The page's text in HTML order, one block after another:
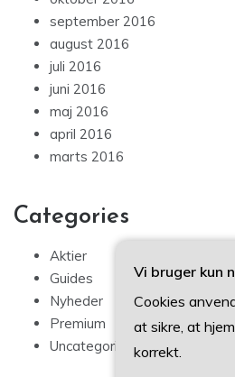
september 2016
august 2016
juli 2016
juni 2016
maj 2016
april 2016
marts 2016
Categories
Aktier
Guides
Nyheder
Premium
Uncategorized
Vi bruger kun
Cookies
at sikre, at
korrekt.